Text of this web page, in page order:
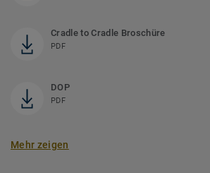
Cradle to Cradle Broschüre
PDF
DOP
PDF
Mehr zeigen